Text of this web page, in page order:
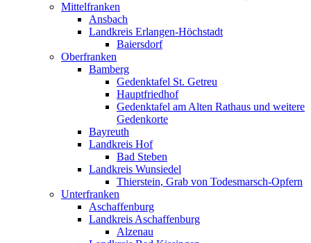
Mittelfranken
Ansbach
Landkreis Erlangen-Höchstadt
Baiersdorf
Oberfranken
Bamberg
Gedenktafel St. Getreu
Hauptfriedhof
Gedenktafel am Alten Rathaus und weitere
Gedenkorte
Bayreuth
Landkreis Hof
Bad Steben
Landkreis Wunsiedel
Thierstein, Grab von Todesmarsch-Opfern
Unterfranken
Aschaffenburg
Landkreis Aschaffenburg
Alzenau